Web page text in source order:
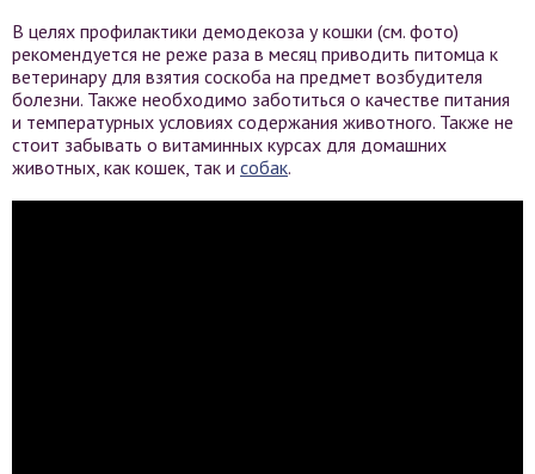
В целях профилактики демодекоза у кошки (см. фото)
рекомендуется не реже раза в месяц приводить питомца к
ветеринару для взятия соскоба на предмет возбудителя
болезни. Также необходимо заботиться о качестве питания
и температурных условиях содержания животного. Также не
стоит забывать о витаминных курсах для домашних
животных, как кошек, так и собак.